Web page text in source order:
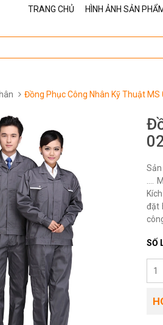
TRANG CHỦ HÌNH ẢNH SẢN
Đồng Phục Công Nhân Kỹ Thuật MS
….
đặt
SỐ